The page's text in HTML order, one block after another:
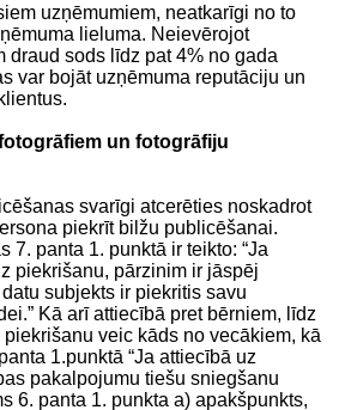
uzņēmumiem, neatkarīgi no to
lieluma. Neievērojot
draud sods līdz pat 4% no gada
var bojāt uzņēmuma reputāciju un
un fotogrāfiju
svarīgi atcerēties noskadrot
piekrīt bilžu publicēšanai.
7. panta 1. punktā ir teikto: “Ja
piekrišanu, pārzinim ir jāspēj
subjekts ir piekritis savu
Kā arī attiecībā pret bērniem, līdz
veic kāds no vecākiem, kā
1.punktā “Ja attiecībā uz
pakalpojumu tiešu sniegšanu
6. panta 1. punkta a) apakšpunkts,